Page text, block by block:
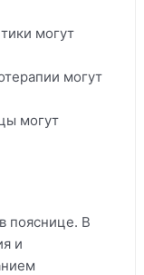
могут
могут
могут
пояснице. В
и